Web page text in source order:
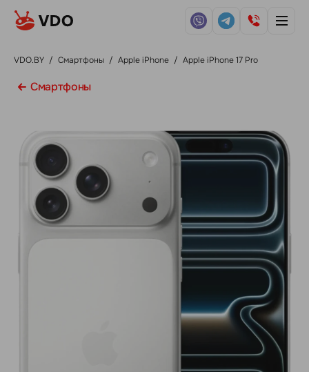
VDO.BY / Смартфоны / Apple iPhone / Apple iPhone 17 Pro
Смартфоны